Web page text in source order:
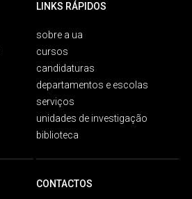
LINKS RÁPIDOS
sobre a ua
cursos
candidaturas
departamentos e escolas
serviços
unidades de investigação
biblioteca
CONTACTOS